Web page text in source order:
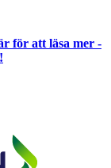
för att läsa mer -